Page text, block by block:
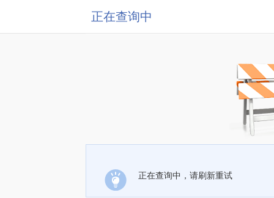
正在查询中
正在查询中，请刷新重试